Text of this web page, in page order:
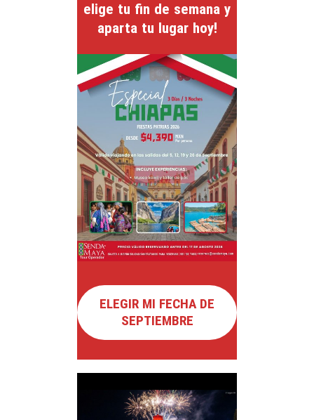
elige tu fin de semana y
aparta tu lugar hoy!
ELEGIR MI FECHA DE
SEPTIEMBRE